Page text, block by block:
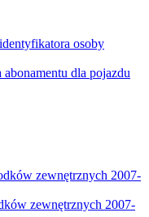
osoby
dla pojazdu
zewnętrznych 2007-
zewnętrznych 2007-